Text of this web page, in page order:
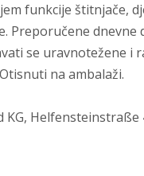
funkcije štitnjače,
Preporučene
se uravnotežene i
Otisnuti na ambalaži.
Helfensteinstraße